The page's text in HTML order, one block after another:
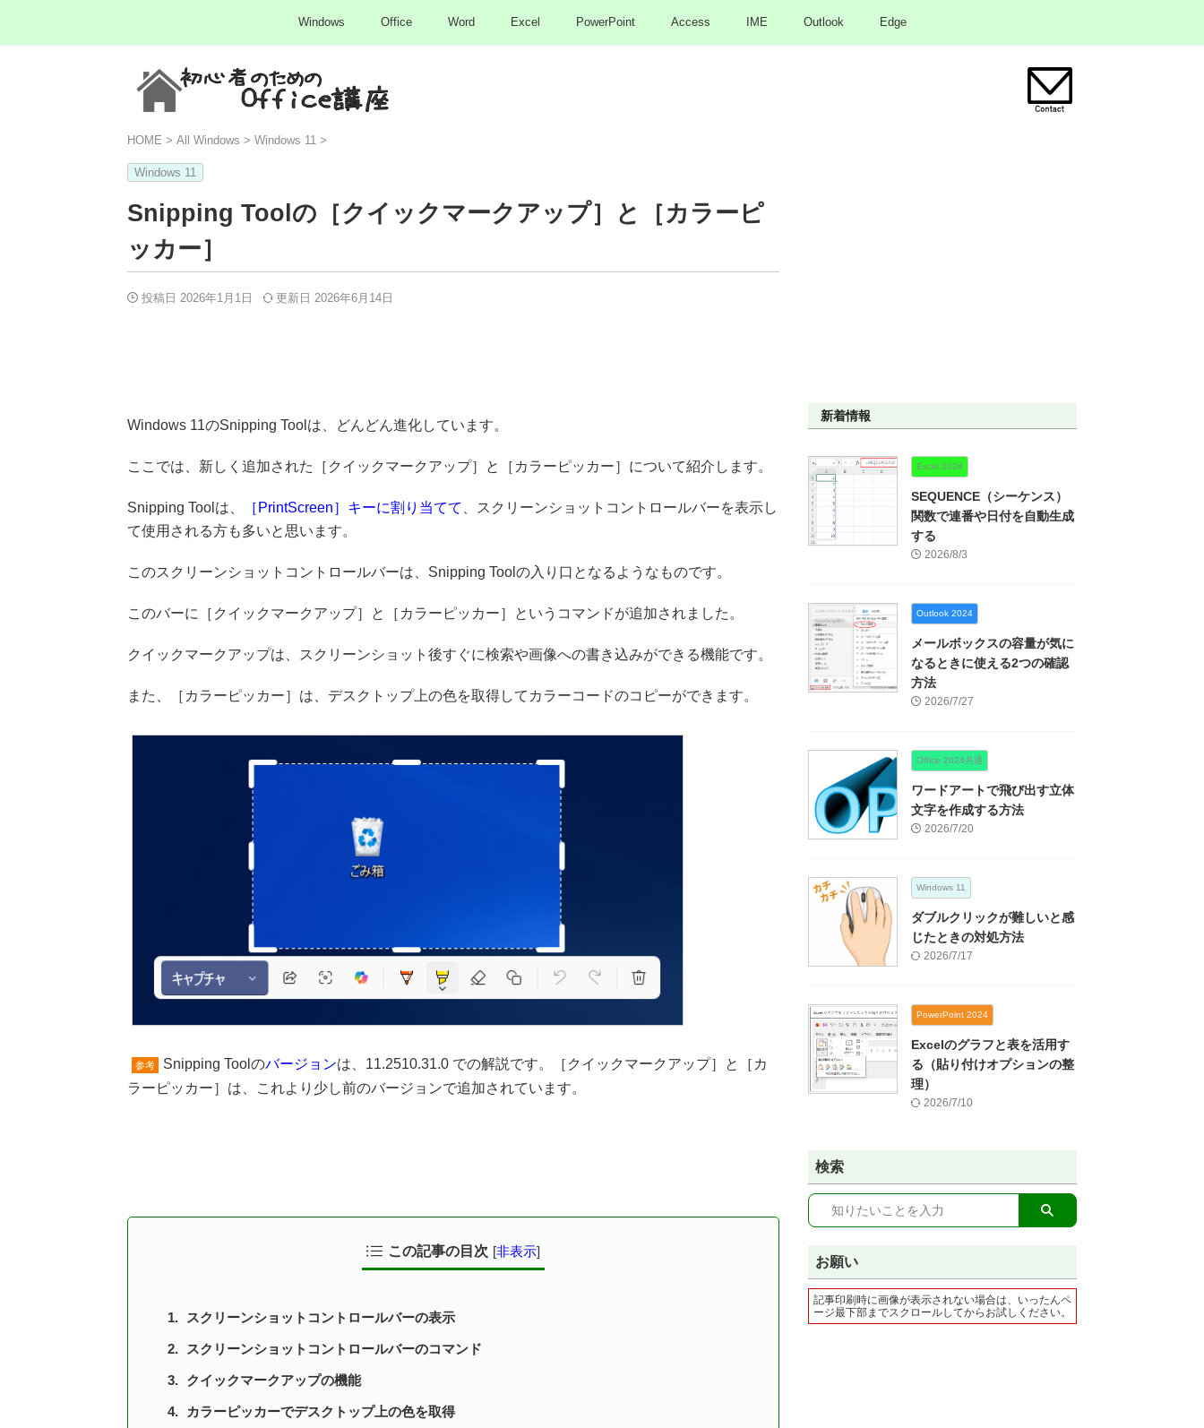
Windows Office Word Excel PowerPoint Access IME Outlook Edge
HOME > All Windows > Windows 11 >
Windows 11
Snipping Toolの［クイックマークアップ］と［カラーピ
ッカー］
投稿日 2026年1月1日 更新日 2026年6月14日
Windows 11のSnipping Toolは、どんどん進化しています。
ここでは、新しく追加された［クイックマークアップ］と［カラーピッカー］について紹介します。
Snipping Toolは、 ［PrintScreen］キーに割り当てて
、スクリーンショットコントロールバーを表示し
て使用される方も多いと思います。
このスクリーンショットコントロールバーは、Snipping Toolの入り口となるようなものです。
このバーに［クイックマークアップ］と［カラーピッカー］というコマンドが追加されました。
クイックマークアップは、スクリーンショット後すぐに検索や画像への書き込みができる機能です。
また、［カラーピッカー］は、デスクトップ上の色を取得してカラーコードのコピーができます。
参考 Snipping Toolのバージョンは、11.2510.31.0 での解説です。［クイックマークアップ］と［カ
ラーピッカー］は、これより少し前のバージョンで追加されています。
この記事の目次 [非表示]
スクリーンショットコントロールバーの表示
スクリーンショットコントロールバーのコマンド
クイックマークアップの機能
カラーピッカーでデスクトップ上の色を取得
新着情報
Excel 2024
SEQUENCE（シーケンス）
関数で連番や日付を自動生成
する
2026/8/3
Outlook 2024
メールボックスの容量が気に
なるときに使える2つの確認
方法
2026/7/27
Office 2024共通
ワードアートで飛び出す立体
文字を作成する方法
2026/7/20
Windows 11
ダブルクリックが難しいと感
じたときの対処方法
2026/7/17
PowerPoint 2024
Excelのグラフと表を活用す
る（貼り付けオプションの整
理）
2026/7/10
検索
お願い
記事印刷時に画像が表示されない場合は、いったんペ
ージ最下部までスクロールしてからお試しください。